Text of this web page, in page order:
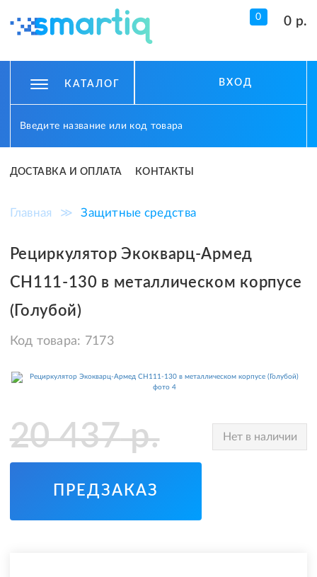
0 0 р.
КАТАЛОГ ВХОД
ДОСТАВКА И ОПЛАТА КОНТАКТЫ
Главная ≫ Защитные средства
Рециркулятор Экокварц-Армед
CH111-130 в металлическом корпусе
(Голубой)
Код товара: 7173
20 437р. Нет в наличии
ПРЕДЗАКАЗ